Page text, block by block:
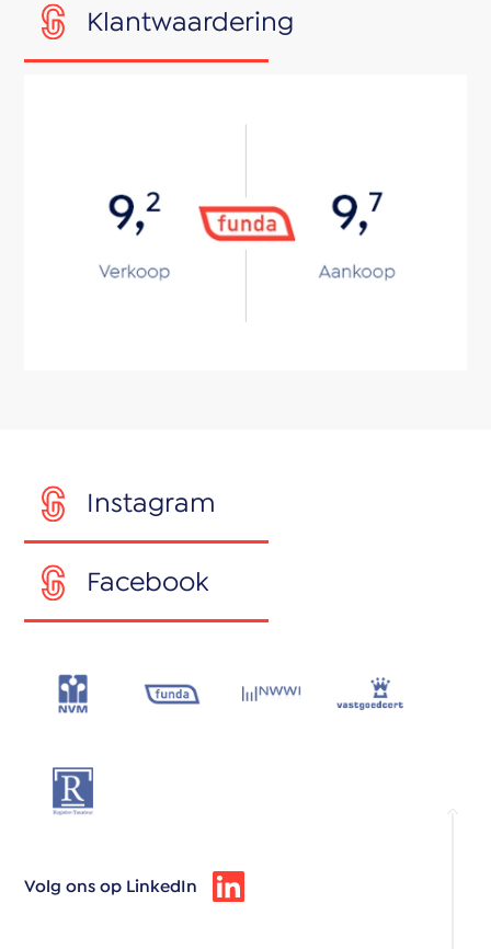
Klantwaardering
Instagram
Facebook
Volg ons op LinkedIn